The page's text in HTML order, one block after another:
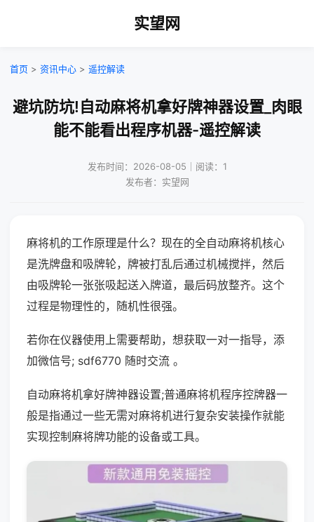
实望网
首页 > 资讯中心 > 遥控解读
避坑防坑!自动麻将机拿好牌神器设置_肉眼
能不能看出程序机器-遥控解读
发布时间：2026-08-05｜阅读：1
发布者：实望网
麻将机的工作原理是什么？现在的全自动麻将机核心
是洗牌盘和吸牌轮，牌被打乱后通过机械搅拌，然后
由吸牌轮一张张吸起送入牌道，最后码放整齐。这个
过程是物理性的，随机性很强。
若你在仪器使用上需要帮助，想获取一对一指导，添
加微信号; sdf6770 随时交流 。
自动麻将机拿好牌神器设置;普通麻将机程序控牌器一
般是指通过一些无需对麻将机进行复杂安装操作就能
实现控制麻将牌功能的设备或工具。